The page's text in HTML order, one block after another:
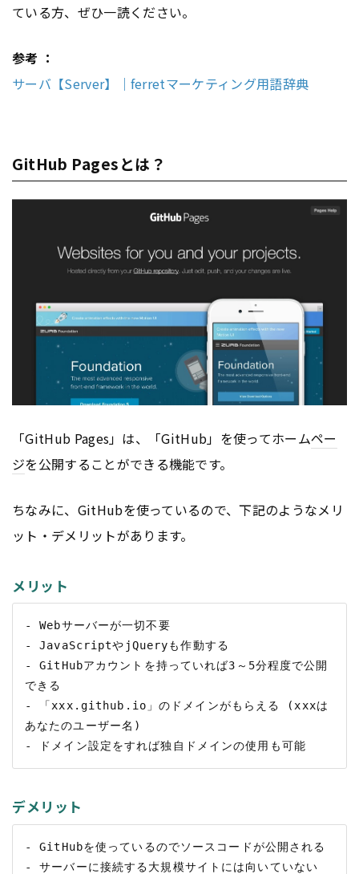
ている方、ぜひ一読ください。
参考 ：
サーバ【Server】｜ferretマーケティング用語辞典
GitHub Pagesとは？
「GitHub Pages」は、「GitHub」を使ってホームペー
ジを公開することができる機能です。
ちなみに、GitHubを使っているので、下記のようなメリ
ット・デメリットがあります。
メリット
- Webサーバーが一切不要
- JavaScriptやjQueryも作動する
- GitHubアカウントを持っていれば3～5分程度で公開
できる
- 「xxx.github.io」のドメインがもらえる (xxxは
あなたのユーザー名)
デメリット
- GitHubを使っているのでソースコードが公開される
- サーバーに接続する大規模サイトには向いていない